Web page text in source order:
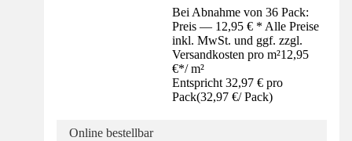
Bei Abnahme von 36 Pack:
Preis — 12,95 € * Alle Preise
inkl. MwSt. und ggf. zzgl.
Versandkosten pro m²12,95
€*/ m²
Entspricht 32,97 € pro
Pack(32,97 €/ Pack)
Online bestellbar